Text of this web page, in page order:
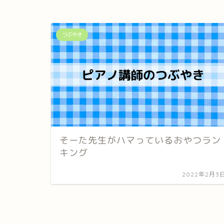
つぶやき
そーた先生がハマっているおやつラン
キング
2022年2月3